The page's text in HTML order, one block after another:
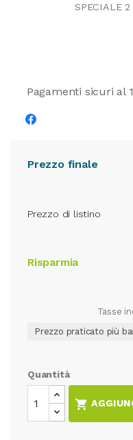
SPECIALE 2
Pagamenti sicuri al
Prezzo finale
Prezzo di listino
Risparmia
Tasse
Prezzo praticato più
Quantità
